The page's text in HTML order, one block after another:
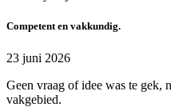
Competent en vakkundig.
23 juni 2026
Geen vraag of idee was te gek,
vakgebied.